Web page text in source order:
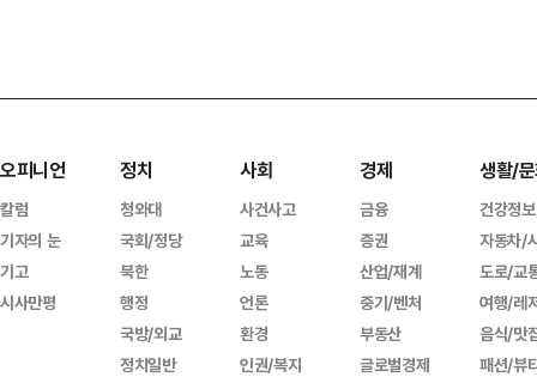
오피니언
칼럼
기자의 눈
기고
시사만평
정치
청와대
국회/정당
북한
행정
국방/외교
정치일반
사회
사건사고
교육
노동
언론
환경
인권/복지
경제
금융
증권
산업/재계
중기/벤처
부동산
글로벌경제
생활/
건강정보
자동차/
도로/교
여행/레
음식/맛
패션/뷰